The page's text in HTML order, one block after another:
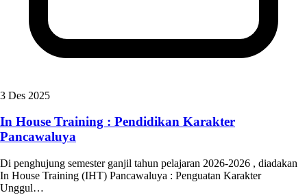
3 Des 2025
In House Training : Pendidikan Karakter
Pancawaluya
Di penghujung semester ganjil tahun pelajaran 2026-2026 , diadakan
In House Training (IHT) Pancawaluya : Penguatan Karakter
Unggul…